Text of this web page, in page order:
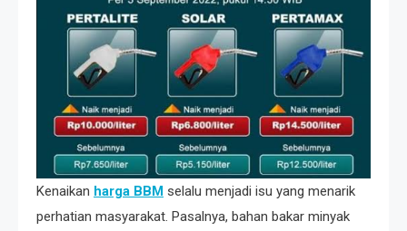
Kenaikan harga BBM selalu menjadi isu yang menarik
perhatian masyarakat. Pasalnya, bahan bakar minyak